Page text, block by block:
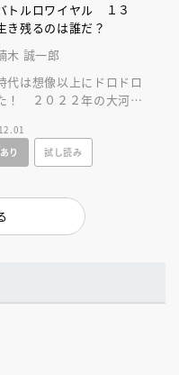
トルロワイヤル １３
き残るのは誰だ？
木 誠一郎
代は想像以上にドロドロ
！ ２０２２年の大河ド
広げられた裏切りの歴史
かり！
り
試し読み